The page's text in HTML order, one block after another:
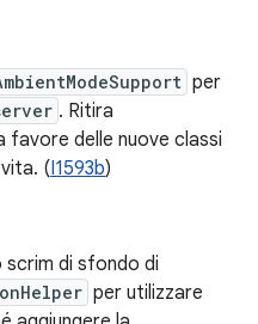
per
. Ritira
favore delle nuove classi
(I1593b)
di sfondo di
per utilizzare